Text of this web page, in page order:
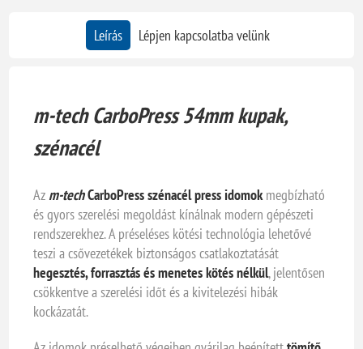
Leírás Lépjen kapcsolatba velünk
m-tech CarboPress 54mm kupak,
szénacél
Az m-techCarboPress szénacél press idomokmegbízható
és gyors szerelési megoldást kínálnak modern gépészeti
rendszerekhez. A préseléses kötési technológia lehetővé
teszi a csővezetékek biztonságos csatlakoztatását
hegesztés, forrasztás és menetes kötés nélkül, jelentősen
csökkentve a szerelési időt és a kivitelezési hibák
kockázatát.